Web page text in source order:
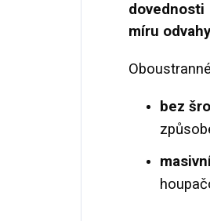
dovednosti
míru odvahy
bez